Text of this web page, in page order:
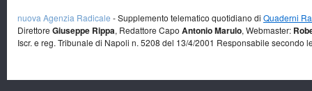
nuova Agenzia Radicale - Supplemento telematico quotidiano di Quaderni
Direttore Giuseppe Rippa, Redattore Capo Antonio Marulo, Webmaster:
Iscr. e reg. Tribunale di Napoli n. 5208 del 13/4/2001 Responsabile secondo